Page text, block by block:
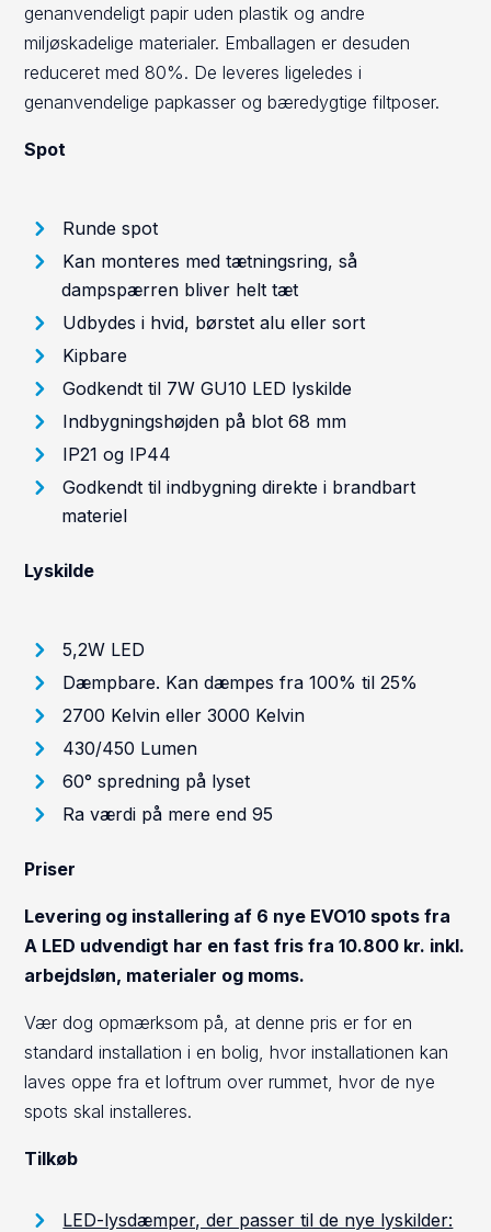
genanvendeligt papir uden plastik og andre
miljøskadelige materialer. Emballagen er desuden
reduceret med 80%. De leveres ligeledes i
genanvendelige papkasser og bæredygtige filtposer.
Spot
Runde spot
Kan monteres med tætningsring, så
dampspærren bliver helt tæt
Udbydes i hvid, børstet alu eller sort
Kipbare
Godkendt til 7W GU10 LED lyskilde
Indbygningshøjden på blot 68 mm
IP21 og IP44
Godkendt til indbygning direkte i brandbart
materiel
Lyskilde
5,2W LED
Dæmpbare. Kan dæmpes fra 100% til 25%
2700 Kelvin eller 3000 Kelvin
430/450 Lumen
60° spredning på lyset
Ra værdi på mere end 95
Priser
Levering og installering af 6 nye EVO10 spots fra
A LED udvendigt har en fast fris fra 10.800 kr. inkl.
arbejdsløn, materialer og moms.
Vær dog opmærksom på, at denne pris er for en
standard installation i en bolig, hvor installationen kan
laves oppe fra et loftrum over rummet, hvor de nye
spots skal installeres.
Tilkøb
LED-lysdæmper, der passer til de nye lyskilder: